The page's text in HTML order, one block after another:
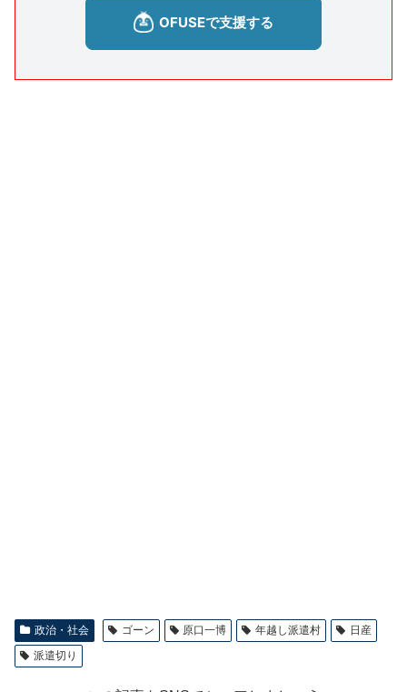
政治・社会 ゴーン 原口一博 年越し派遣村
日産
派遣切り